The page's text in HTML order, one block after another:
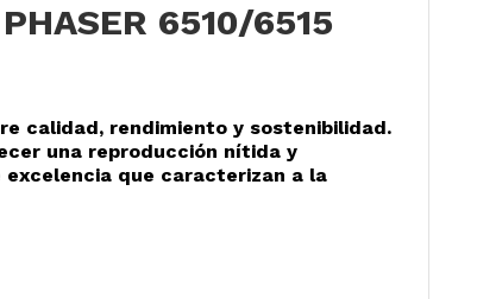
6510/6515
calidad, rendimiento y sostenibilidad.
una reproducción nítida y
que caracterizan a la